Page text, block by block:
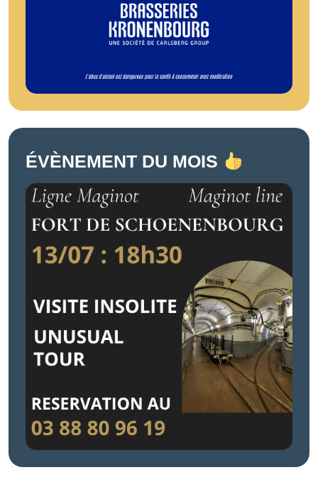
ÉVÈNEMENT DU MOIS